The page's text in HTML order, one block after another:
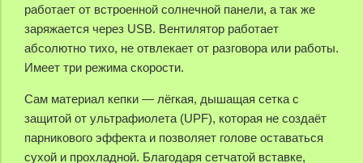
работает от встроенной солнечной панели, а так же
заряжается через USB. Вентилятор работает
абсолютно тихо, не отвлекает от разговора или работы.
Имеет три режима скорости.
Сам материал кепки — лёгкая, дышащая сетка с
защитой от ультрафиолета (UPF), которая не создаёт
парникового эффекта и позволяет голове оставаться
сухой и прохладной. Благодаря сетчатой вставке,